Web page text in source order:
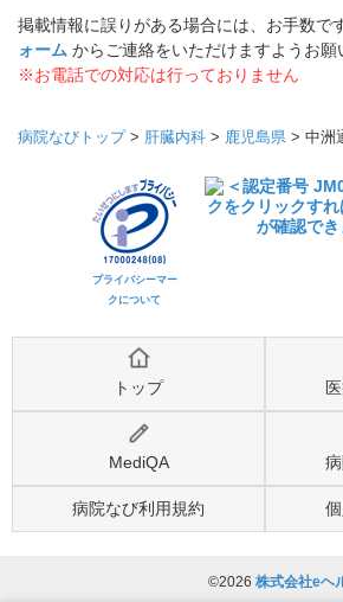
掲載情報に誤りがある場合には、お手数で
ォーム からご連絡をいただけますようお願
※お電話での対応は行っておりません
病院なびトップ> 肝臓内科 > 鹿児島県 > 中洲
プライバシーマー
クについて
トップ
MediQA
病院なび利用規約
©2026 株式会社eヘ